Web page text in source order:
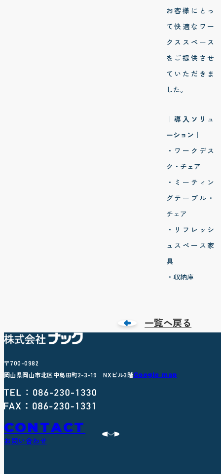
お客様にとっ
て快適なワー
クススペース
をご提供させ
ていただきま
した。
｜導入ソリュ
ーション｜
・ワークデス
ク・チェア
・ミーティン
グテーブル・
チェア
・リフレッシ
ュスペース家
具
・収納庫
一覧へ戻る
〒700-0982
岡山県岡山市北区中島田町2-3-19 NXビル3階Google map
CONTACT
お問い合わせ